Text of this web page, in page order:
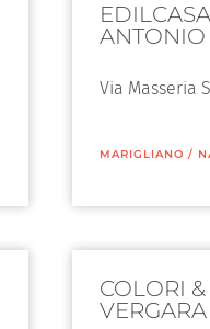
ANTONIO
Via Masseria
MARIGLIANO /
COLORI